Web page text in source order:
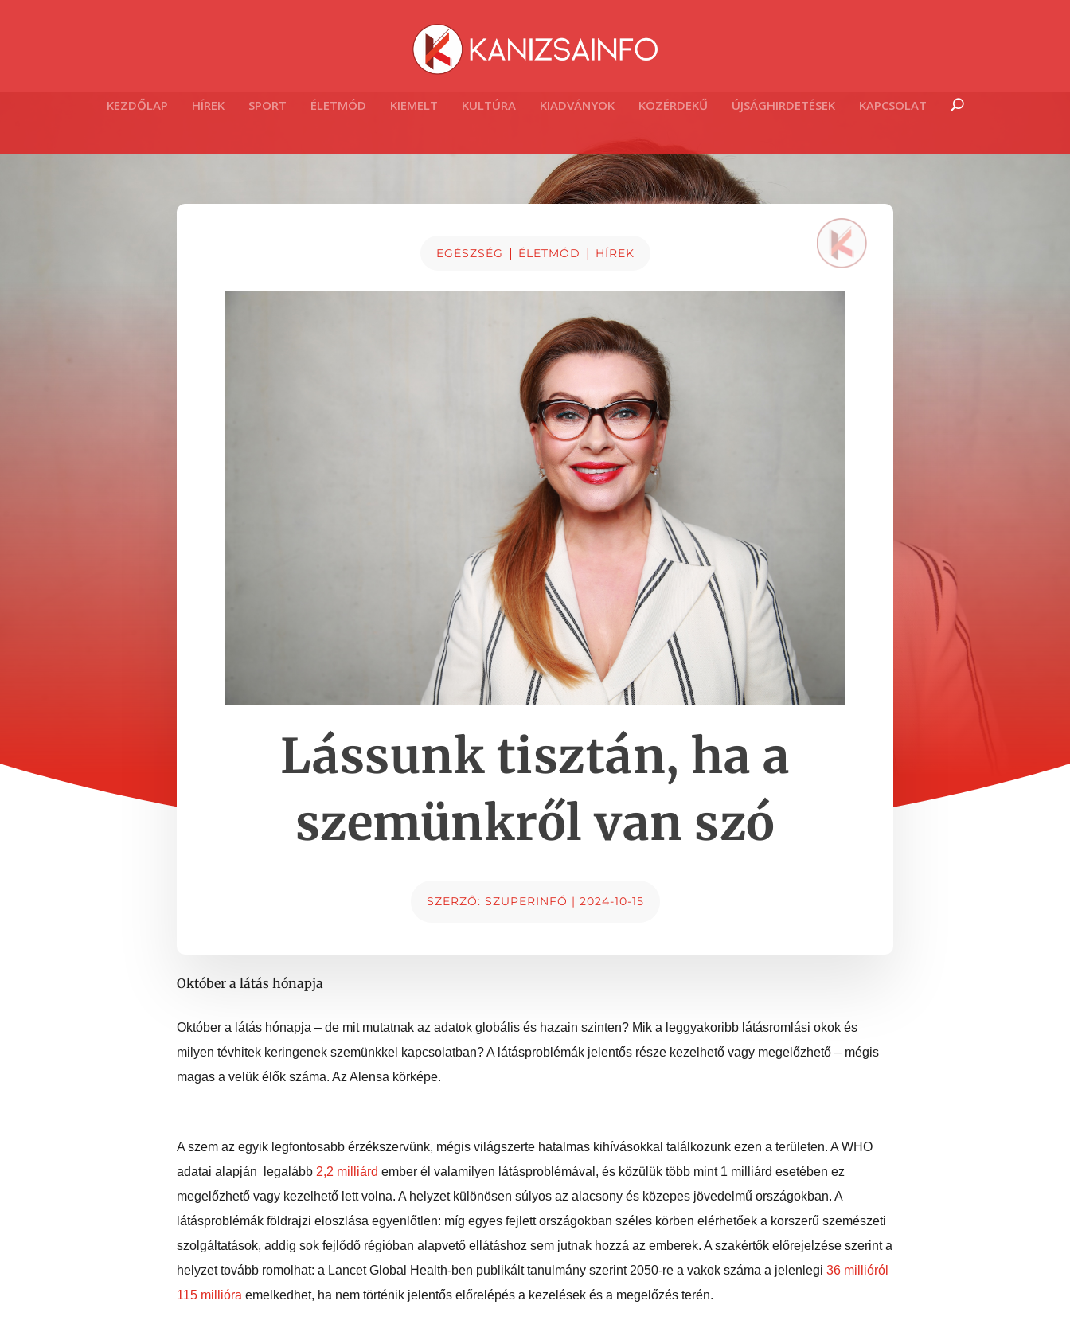
KEZDŐLAP HÍREK SPORT ÉLETMÓD KIEMELT KULTÚRA KIADVÁNYOK KÖZÉRDEKŰ ÚJSÁGHIRDETÉSEK KAPCSOLAT
EGÉSZSÉG | ÉLETMÓD | HÍREK
Lássunk tisztán, ha a
szemünkről van szó
SZERZŐ: SZUPERINFÓ | 2024-10-15
Október a látás hónapja
Október a látás hónapja – de mit mutatnak az adatok globális és hazain szinten? Mik a leggyakoribb látásromlási okok és
milyen tévhitek keringenek szemünkkel kapcsolatban? A látásproblémák jelentős része kezelhető vagy megelőzhető – mégis
magas a velük élők száma. Az Alensa körképe.
A szem az egyik legfontosabb érzékszervünk, mégis világszerte hatalmas kihívásokkal találkozunk ezen a területen. A WHO
adatai alapján legalább 2,2 milliárd ember él valamilyen látásproblémával, és közülük több mint 1 milliárd esetében ez
megelőzhető vagy kezelhető lett volna. A helyzet különösen súlyos az alacsony és közepes jövedelmű országokban. A
látásproblémák földrajzi eloszlása egyenlőtlen: míg egyes fejlett országokban széles körben elérhetőek a korszerű szemészeti
szolgáltatások, addig sok fejlődő régióban alapvető ellátáshoz sem jutnak hozzá az emberek. A szakértők előrejelzése szerint a
helyzet tovább romolhat: a Lancet Global Health-ben publikált tanulmány szerint 2050-re a vakok száma a jelenlegi 36 millióról
115 millióra emelkedhet, ha nem történik jelentős előrelépés a kezelések és a megelőzés terén.